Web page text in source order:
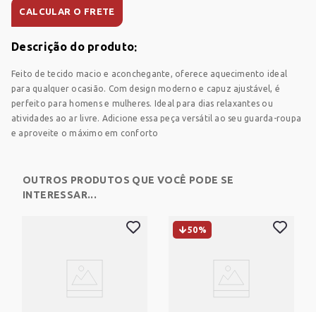
CARRINHO
Sem produtos
Adicione produtos clicando em 'Comprar com
Adicione mais produtos
COMPRAR AGORA COM UM CONSULTOR
CALCULAR O FRETE
Descrição do produto
Feito de tecido macio e aconchegante, oferece aquecimento ideal
para qualquer ocasião. Com design moderno e capuz ajustável, é
perfeito para homens e mulheres. Ideal para dias relaxantes ou
atividades ao ar livre. Adicione essa peça versátil ao seu guarda-roupa
e aproveite o máximo em conforto
OUTROS PRODUTOS QUE VOCÊ PODE SE
INTERESSAR...
50%